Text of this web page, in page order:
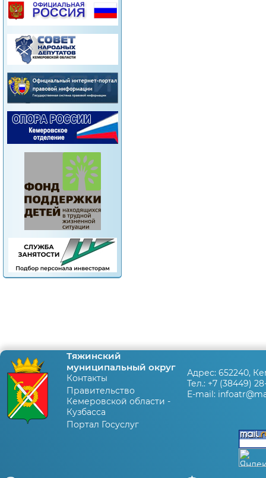
Тяжинский
муниципальный округ
Контакты
Правительство
Кемеровской области -
Кузбасса
Портал Госуслуг
Адрес: 652240,
Тел.: +7 (38449)
E-mail: